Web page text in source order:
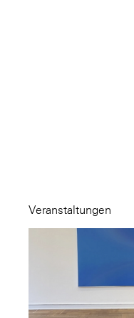
Veranstaltungen